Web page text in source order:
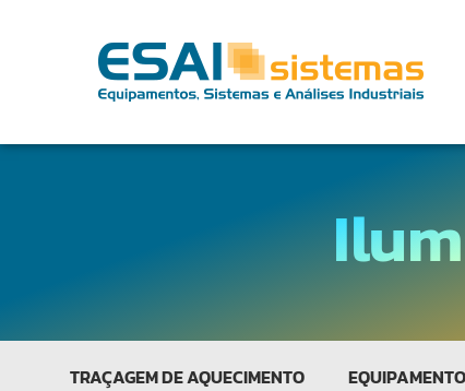
TRAÇAGEM DE AQUECIMENTO